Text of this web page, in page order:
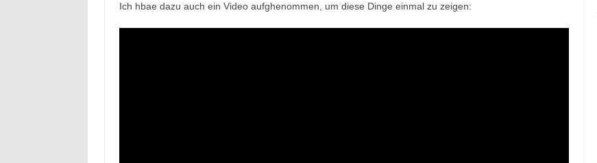
Ich hbae dazu auch ein Video aufghenommen, um diese Dinge einmal zu zeigen: